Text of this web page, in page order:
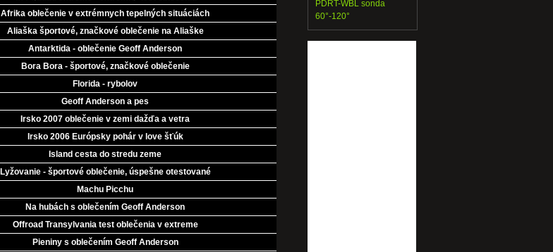
Afrika oblečenie v extrémnych tepelných situáciách
Aliaška športové, značkové oblečenie na Aliaške
Antarktida - oblečenie Geoff Anderson
Bora Bora - športové, značkové oblečenie
Florida - rybolov
Geoff Anderson a pes
Irsko 2007 oblečenie v zemi dažďa a vetra
Irsko 2006 Európsky pohár v love šťúk
Island cesta do stredu zeme
Lyžovanie - športové oblečenie, úspešne otestované
Machu Picchu
Na hubách s oblečením Geoff Anderson
Offroad Transylvania test oblečenia v extreme
Pieniny s oblečením Geoff Anderson
PDRT-WBL sonda
60°-120°